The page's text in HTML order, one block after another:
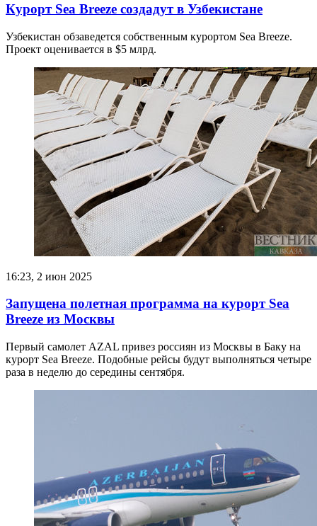
Курорт Sea Breeze создадут в Узбекистане
Узбекистан обзаведется собственным курортом Sea Breeze.
Проект оценивается в $5 млрд.
16:23, 2 июн 2025
Запущена полетная программа на курорт Sea
Breeze из Москвы
Первый самолет AZAL привез россиян из Москвы в Баку на
курорт Sea Breeze. Подобные рейсы будут выполняться четыре
раза в неделю до середины сентября.